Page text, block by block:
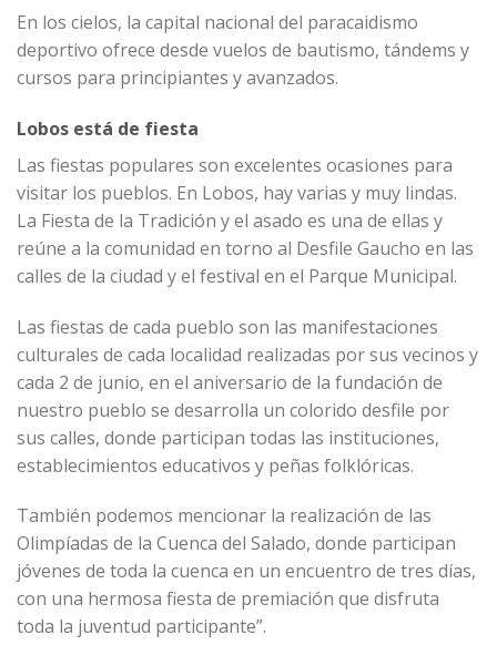
En los cielos, la capital nacional del paracaidismo
deportivo ofrece desde vuelos de bautismo, tándems y
cursos para principiantes y avanzados.
Lobos está de fiesta
Las fiestas populares son excelentes ocasiones para
visitar los pueblos. En Lobos, hay varias y muy lindas.
La Fiesta de la Tradición y el asado es una de ellas y
reúne a la comunidad en torno al Desfile Gaucho en las
calles de la ciudad y el festival en el Parque Municipal.
Las fiestas de cada pueblo son las manifestaciones
culturales de cada localidad realizadas por sus vecinos y
cada 2 de junio, en el aniversario de la fundación de
nuestro pueblo se desarrolla un colorido desfile por
sus calles, donde participan todas las instituciones,
establecimientos educativos y peñas folklóricas.
También podemos mencionar la realización de las
Olimpíadas de la Cuenca del Salado, donde participan
jóvenes de toda la cuenca en un encuentro de tres días,
con una hermosa fiesta de premiación que disfruta
toda la juventud participante”.